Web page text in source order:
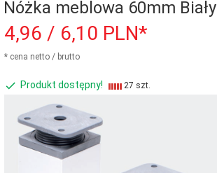
Nóżka meblowa 60mm Biały
4,96 / 6,10 PLN*
* cena netto / brutto
Produkt dostępny! 27 szt.